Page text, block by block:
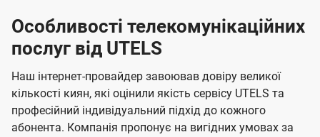
Особливості телекомунікаційних
послуг від UTELS
Наш інтернет-провайдер завоював довіру великої
кількості киян, які оцінили якість сервісу UTELS та
професійний індивідуальний підхід до кожного
абонента. Компанія пропонує на вигідних умовах за